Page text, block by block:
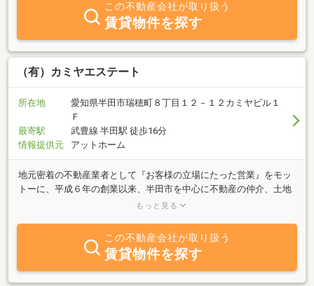
この不動産会社が取り扱う
賃貸物件を探す
（有）カミヤエステート
所在地
愛知県半田市瑞穂町８丁目１２－１２カミヤビル１
Ｆ
最寄駅
武豊線 半田駅 徒歩16分
情報提供元
アットホーム
地元密着の不動産業者として『お客様の立場にたった営業』をモッ
トーに、平成６年の創業以来、半田市を中心に不動産の仲介、土地
建物及び収益物件の買い取りを行っています。相続診断士による相
もっと見る
この不動産会社が取り扱う
賃貸物件を探す